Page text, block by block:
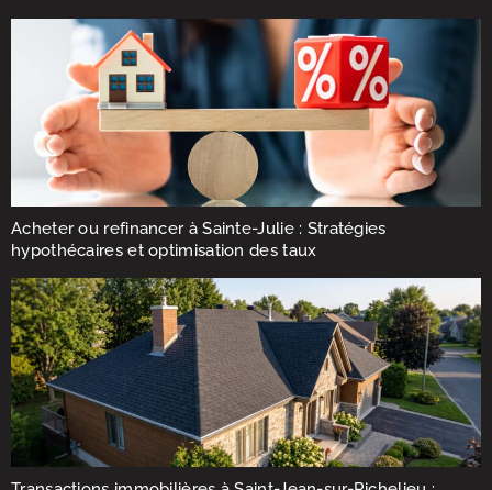
Acheter ou refinancer à Sainte-Julie : Stratégies
hypothécaires et optimisation des taux